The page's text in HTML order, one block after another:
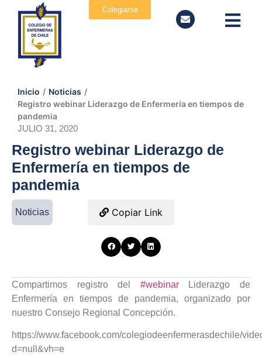
Colegiarse
Inicio / Noticias /
Registro webinar Liderazgo de Enfermería en tiempos de
pandemia
JULIO 31, 2020
Registro webinar Liderazgo de
Enfermería en tiempos de
pandemia
Noticias Copiar Link
Compartimos registro del #webinarLiderazgo de
Enfermería en tiempos de pandemia, organizado por
nuestro Consejo Regional Concepción.
https://www.facebook.com/colegiodeenfermerasdechile/
d=null&vh=e